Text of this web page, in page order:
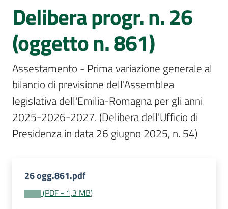
Argomenti
Per
i
media
Per
i
Delibera progr. n. 26
(oggetto n. 861)
Assestamento - Prima variazione generale al
bilancio di previsione dell'Assemblea
legislativa dell'Emilia-Romagna per gli anni
2025-2026-2027. (Delibera dell'Ufficio di
Presidenza in data 26 giugno 2025, n. 54)
26 ogg.861.pdf
(PDF - 1,3 MB)